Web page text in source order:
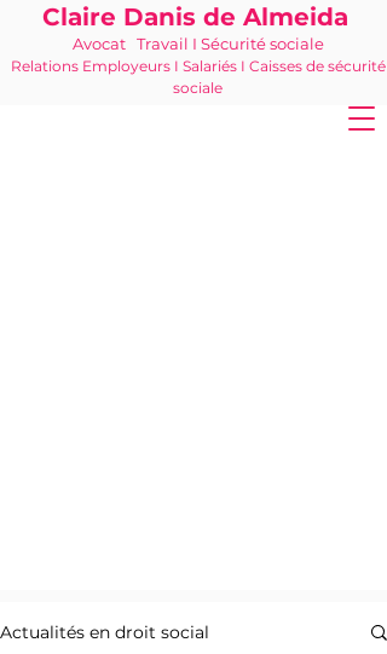
Claire Danis de Almeida
Avocat Travail I Sécurité sociale
Relations Employeurs I Salariés I Caisses de sécurité
sociale
Actualités en droit social